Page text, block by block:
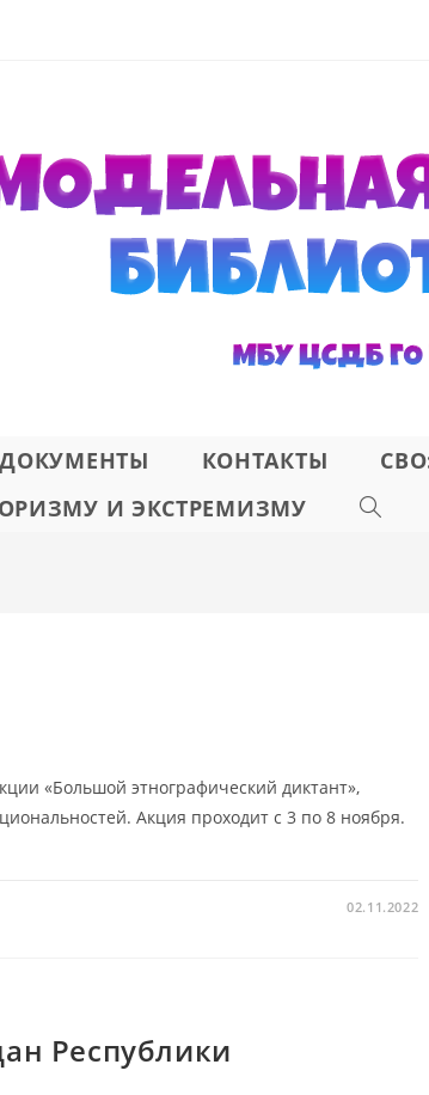
ДОКУМЕНТЫ КОНТАКТЫ
И ЭКСТРЕМИЗМУ
«Большой этнографический диктант»,
Акция проходит с 3 по 8 ноября.
02.11.2022
Республики